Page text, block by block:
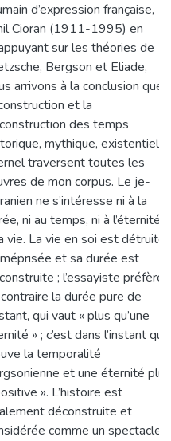
d’expression française,
Cioran (1911-1995) en
sur les théories de
Bergson et Eliade,
arrivons à la conclusion que
et la
des temps
mythique, existentiel
traversent toutes les
de mon corpus. Le je-
ne s’intéresse ni à la
ni au temps, ni à l’éternité,
vie. La vie en soi est détruite
et sa durée est
; l’essayiste préfère
la durée pure de
qui vaut « plus qu’une
» ; c’est dans l’instant qu’il
la temporalité
et une éternité plus
». L’histoire est
déconstruite et
comme un spectacle